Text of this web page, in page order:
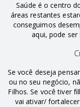
Saúde é o centro
áreas restantes
conseguimos
aqui, pode
Se você deseja
ou no seu negócio,
Filhos. Se você tiver
vai ativar/